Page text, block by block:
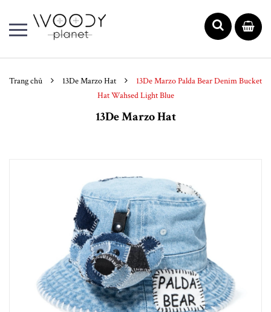
Trang chủ 13De Marzo Hat
13De Marzo Palda Bear Denim Bucket
Hat Wahsed Light Blue
13De Marzo Hat